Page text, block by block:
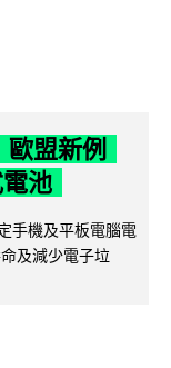
盟新例
池
手機及平板電腦電
及減少電子垃